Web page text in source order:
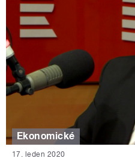
Ekonomické
17. leden 2020